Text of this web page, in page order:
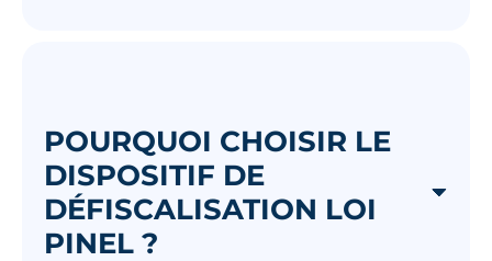
POURQUOI CHOISIR LE
DISPOSITIF DE
DÉFISCALISATION LOI
PINEL ?